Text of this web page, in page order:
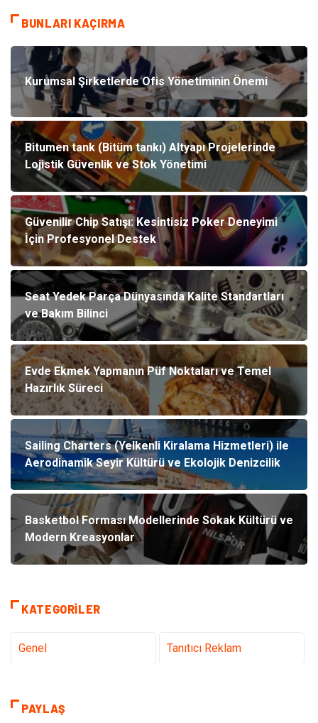
BUNLARI KAÇIRMA
Kurumsal Şirketlerde Ofis Yönetiminin Önemi
Bitumen tank (Bitüm tankı) Altyapı Projelerinde
Lojistik Güvenlik ve Stok Yönetimi
Güvenilir Chip Satışı: Kesintisiz Poker Deneyimi
İçin Profesyonel Destek
Seat Yedek Parça Dünyasında Kalite Standartları
ve Bakım Bilinci
Evde Ekmek Yapmanın Püf Noktaları ve Temel
Hazırlık Süreci
Sailing Charters (Yelkenli Kiralama Hizmetleri) ile
Aerodinamik Seyir Kültürü ve Ekolojik Denizcilik
Basketbol Forması Modellerinde Sokak Kültürü ve
Modern Kreasyonlar
KATEGORILER
Genel Tanıtıcı Reklam
PAYLAŞ